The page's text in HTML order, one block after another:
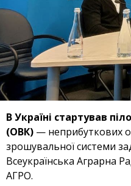
В Україні стартував
(ОВК) — неприбуткових
зрошувальної системи
Всеукраїнська Аграрна
АГРО.